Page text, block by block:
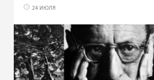
24 ИЮЛЯ